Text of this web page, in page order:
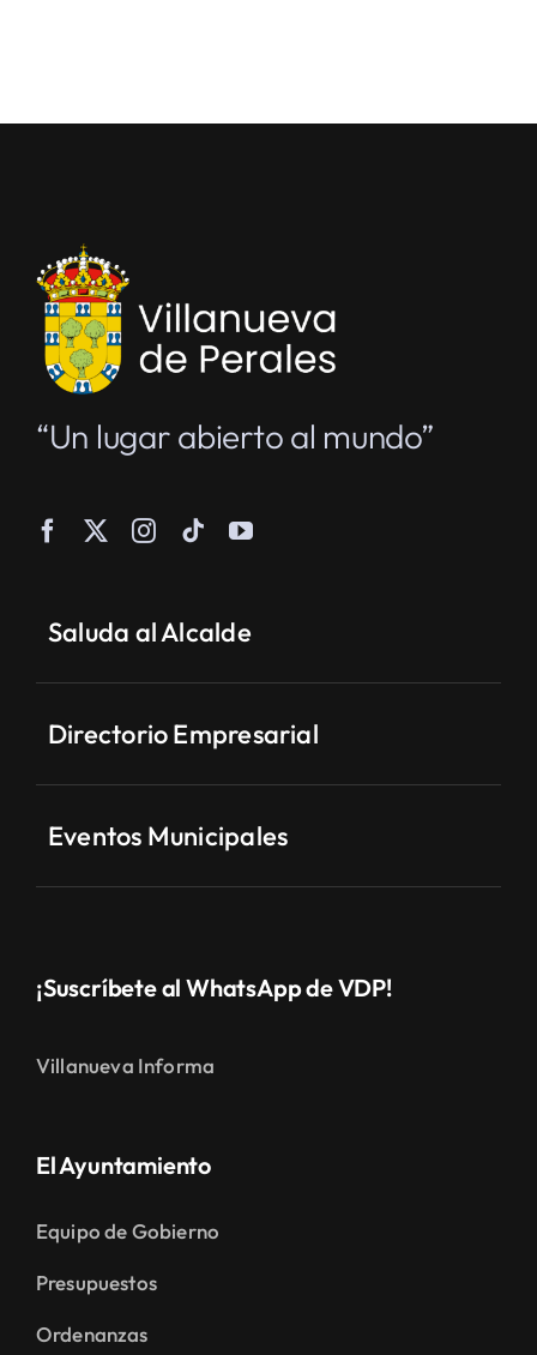
“Un lugar abierto al mundo”
Saluda al Alcalde
Directorio Empresarial
Eventos Municipales
¡Suscríbete al WhatsApp de VDP!
Villanueva Informa
El Ayuntamiento
Equipo de Gobierno
Presupuestos
Ordenanzas